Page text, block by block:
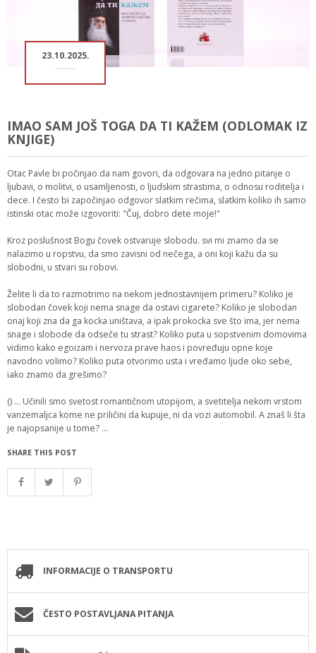
23.10.2025.
IMAO SAM JOŠ TOGA DA TI KAŽEM (ODLOMAK IZ
KNJIGE)
Otac Pavle bi počinjao da nam govori, da odgovara na jedno pitanje o
ljubavi, o molitvi, o usamljenosti, o ljudskim strastima, o odnosu roditelja i
dece. I često bi započinjao odgovor slatkim rečima, slatkim koliko ih samo
istinski otac može izgovoriti: "Čuj, dobro dete moje!"
Kroz poslušnost Bogu čovek ostvaruje slobodu. svi mi znamo da se
nalazimo u ropstvu, da smo zavisni od nečega, a oni koji kažu da su
slobodni, u stvari su robovi.
Želite li da to razmotrimo na nekom jednostavnijem primeru? Koliko je
slobodan čovek koji nema snage da ostavi cigarete? Koliko je slobodan
onaj koji zna da ga kocka uništava, a ipak prokocka sve što ima, jer nema
snage i slobode da odseče tu strast? Koliko puta u sopstvenim domovima
vidimo kako egoizam i nervoza prave haos i povređuju opne koje
navodno volimo? Koliko puta otvorimo usta i vređamo ljude oko sebe,
iako znamo da grešimo?
() ... Učinili smo svetost romantičnom utopijom, a svetitelja nekom vrstom
vanzemaljca kome ne priličini da kupuje, ni da vozi automobil. A znaš li šta
je najopsanije u tome? ...
SHARE THIS POST
INFORMACIJE O TRANSPORTU
ČESTO POSTAVLJANA PITANJA